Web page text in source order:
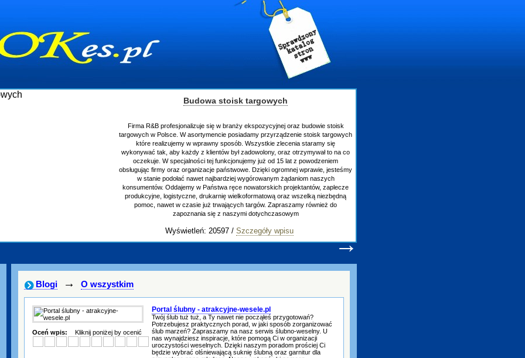
Budowa stoisk targowych
Firma R&B profesjonalizuje się w branży ekspozycyjnej oraz budowie stoisk
targowych w Polsce. W asortymencie posiadamy przyrządzenie stoisk targowych
które realizujemy w wprawny sposób. Wszystkie zlecenia staramy się
wykonywać tak, aby każdy z klientów był zadowolony, oraz otrzymywał to na co
oczekuje. W specjalności tej funkcjonujemy już od 15 lat z powodzeniem
obsługując firmy oraz organizacje państwowe. Dzięki ogromnej wprawie, jesteśmy
w stanie podołać nawet najbardziej wygórowanym żądaniom naszych
konsumentów. Oddajemy w Państwa ręce nowatorskich projektantów, zaplecze
produkcyjne, logistyczne, drukarnię wielkoformatową oraz wszelką niezbędną
pomoc, nawet w czasie już trwających targów. Zapraszamy również do
zapoznania się z naszymi dotychczasowym
Wyświetleń: 20597 / Szczegóły wpisu
→
Blogi → O wszystkim
Oceń wpis: Kliknij poniżej by ocenić
Portal ślubny - atrakcyjne-wesele.pl
Twój ślub tuż tuż, a Ty nawet nie począłeś przygotowań?
Potrzebujesz praktycznych porad, w jaki sposób zorganizować
ślub marzeń? Zapraszamy na nasz serwis ślubno-weselny. U
nas wynajdziesz inspiracje, które pomogą Ci w organizacji
uroczystości weselnych. Dzięki naszym poradom prościej Ci
będzie wybrać olśniewającą suknię ślubną oraz garnitur dla